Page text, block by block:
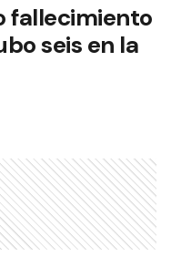
fallecimiento
seis en la